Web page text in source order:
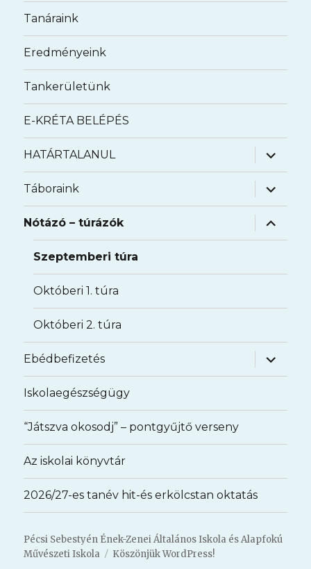
Tanáraink
Eredményeink
Tankerületünk
E-KRÉTA BELÉPÉS
HATÁRTALANUL
almenü
Táboraink
almenü
Nótázó – túrázók
almenü
Szeptemberi túra
Októberi 1. túra
Októberi 2. túra
Ebédbefizetés
almenü
Iskolaegészségügy
“Játszva okosodj” – pontgyűjtő verseny
Az iskolai könyvtár
2026/27-es tanév hit-és erkölcstan oktatás
Pécsi Sebestyén Ének-Zenei Általános Iskola és Alapfokú
Művészeti Iskola
Köszönjük WordPress!